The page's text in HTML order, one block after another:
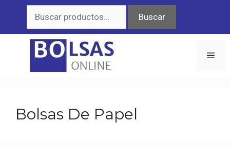
contenido
por:
Buscar
Bolsas De Papel